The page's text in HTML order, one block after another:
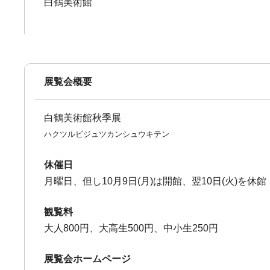
白鶴美術館
展覧会概要
白鶴美術館秋季展
ハクツルビジュツカンシュウキテン
休催日
月曜日、但し10月9日(月)は開館、翌10日(火)を休館
観覧料
大人800円、大高生500円、中小生250円
展覧会ホームページ